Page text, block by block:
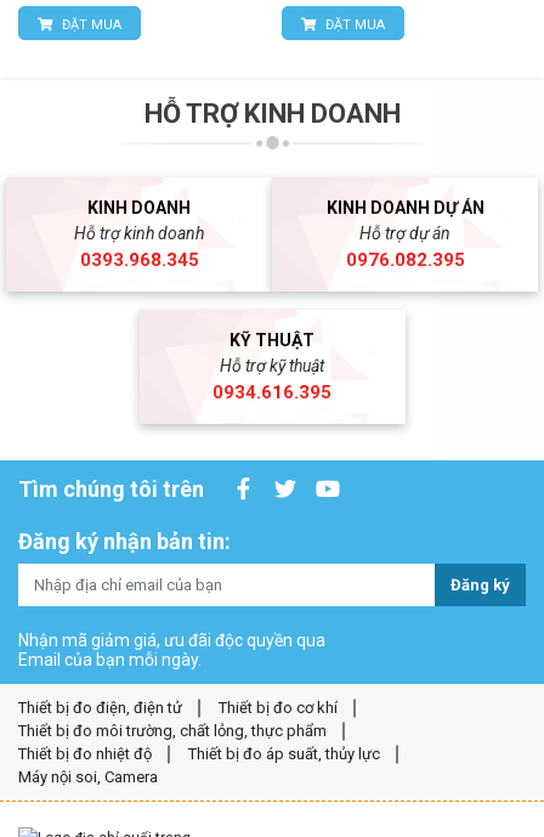
ĐẶT MUA ĐẶT MUA
HỖ TRỢ KINH DOANH
KINH DOANH
Hỗ trợ kinh doanh
0393.968.345
KINH DOANH DỰ ÁN
Hỗ trợ dự án
0976.082.395
KỸ THUẬT
Hỗ trợ kỹ thuật
0934.616.395
Tìm chúng tôi trên
Đăng ký nhận bản tin:
Đăng ký
Nhận mã giảm giá, ưu đãi độc quyền qua
Email của bạn mỗi ngày.
Thiết bị đo điện, điện tử
Thiết bị đo cơ khí
Thiết bị đo môi trường, chất lỏng, thực phẩm
Thiết bị đo nhiệt độ
Thiết bị đo áp suất, thủy lực
Máy nội soi, Camera